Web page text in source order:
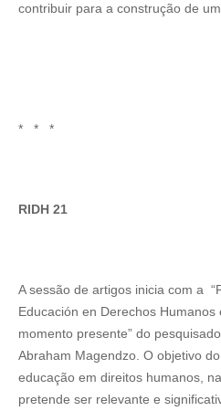
contribuir para a construção de
* * *
RIDH 21
A sessão de artigos inicia com a
Educación en Derechos
momento presente” do
Abraham Magendzo. O objetivo
educação em direitos humanos,
pretende ser relevante e